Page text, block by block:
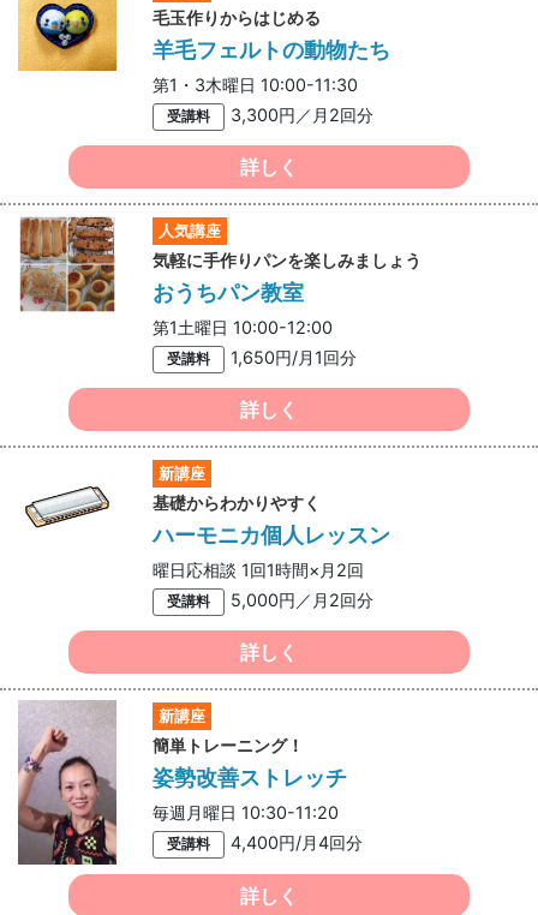
毛玉作りからはじめる
羊毛フェルトの動物たち
第1・3木曜日 10:00-11:30
受講料 3,300円／月2回分
詳しく
人気講座
気軽に手作りパンを楽しみましょう
おうちパン教室
第1土曜日 10:00-12:00
受講料 1,650円/月1回分
詳しく
新講座
基礎からわかりやすく
ハーモニカ個人レッスン
曜日応相談 1回1時間×月2回
受講料 5,000円／月2回分
詳しく
新講座
簡単トレーニング！
姿勢改善ストレッチ
毎週月曜日 10:30-11:20
受講料 4,400円/月4回分
詳しく